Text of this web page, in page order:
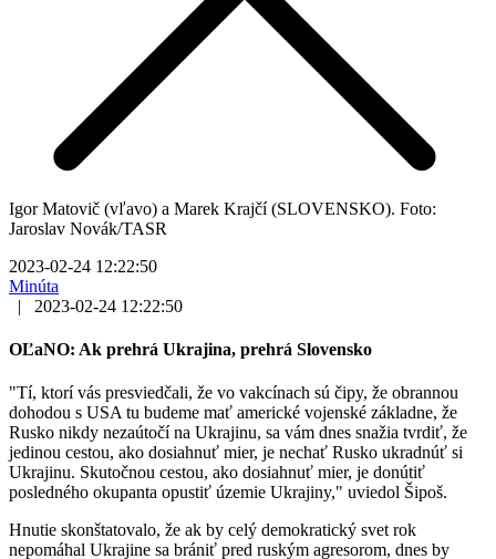
Igor Matovič (vľavo) a Marek Krajčí (SLOVENSKO). Foto:
Jaroslav Novák/TASR
2023-02-24 12:22:50
Minúta
|
2023-02-24 12:22:50
OĽaNO: Ak prehrá Ukrajina, prehrá Slovensko
"Tí, ktorí vás presviedčali, že vo vakcínach sú čipy, že obrannou
dohodou s USA tu budeme mať americké vojenské základne, že
Rusko nikdy nezaútočí na Ukrajinu, sa vám dnes snažia tvrdiť, že
jedinou cestou, ako dosiahnuť mier, je nechať Rusko ukradnúť si
Ukrajinu. Skutočnou cestou, ako dosiahnuť mier, je donútiť
posledného okupanta opustiť územie Ukrajiny," uviedol Šipoš.
Hnutie skonštatovalo, že ak by celý demokratický svet rok
nepomáhal Ukrajine sa brániť pred ruským agresorom, dnes by